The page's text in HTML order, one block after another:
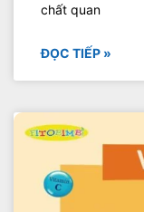
chất quan
ĐỌC TIẾP »